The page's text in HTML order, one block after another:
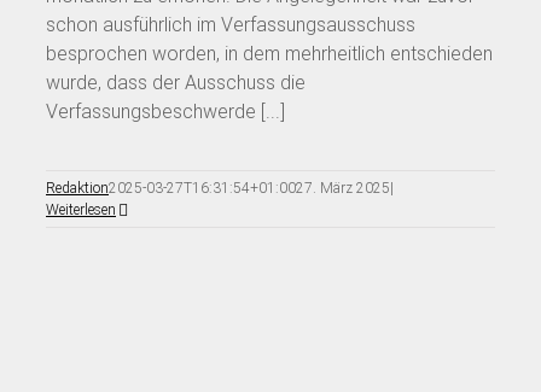
schon ausführlich im Verfassungsausschuss
besprochen worden, in dem mehrheitlich entschieden
wurde, dass der Ausschuss die
Verfassungsbeschwerde [...]
Redaktion2025-03-27T16:31:54+01:0027. März 2025|
Weiterlesen